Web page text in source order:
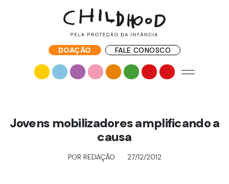
DOAÇÃO FALE CONOSCO
Jovens mobilizadores amplificando a
causa
POR REDAÇÃO 27/12/2012